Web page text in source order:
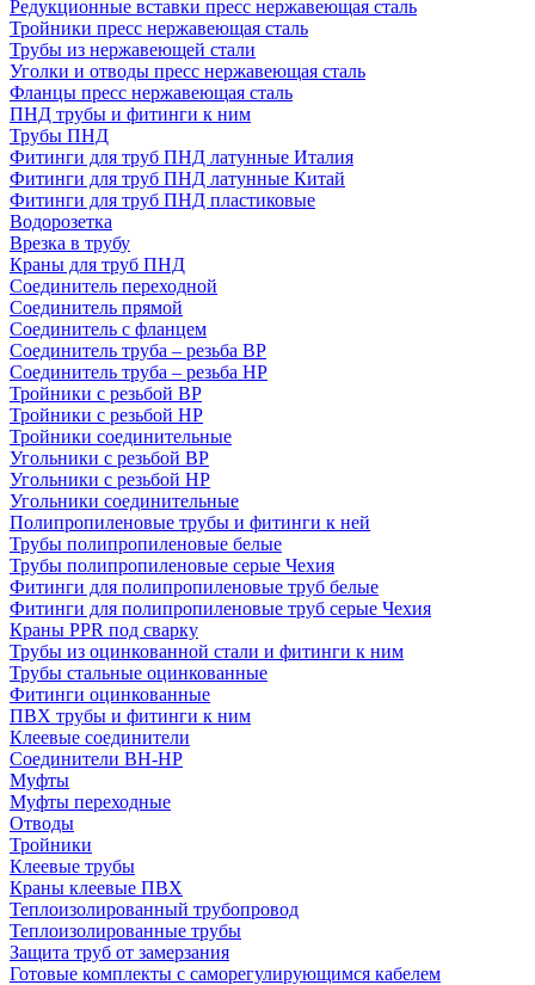
Редукционные вставки пресс нержавеющая сталь
Тройники пресс нержавеющая сталь
Трубы из нержавеющей стали
Уголки и отводы пресс нержавеющая сталь
Фланцы пресс нержавеющая сталь
ПНД трубы и фитинги к ним
Трубы ПНД
Фитинги для труб ПНД латунные Италия
Фитинги для труб ПНД латунные Китай
Фитинги для труб ПНД пластиковые
Водорозетка
Врезка в трубу
Краны для труб ПНД
Соединитель переходной
Соединитель прямой
Соединитель с фланцем
Соединитель труба – резьба ВР
Соединитель труба – резьба НР
Тройники с резьбой ВР
Тройники с резьбой НР
Тройники соединительные
Угольники с резьбой ВР
Угольники с резьбой НР
Угольники соединительные
Полипропиленовые трубы и фитинги к ней
Трубы полипропиленовые белые
Трубы полипропиленовые серые Чехия
Фитинги для полипропиленовые труб белые
Фитинги для полипропиленовые труб серые Чехия
Краны PPR под сварку
Трубы из оцинкованной стали и фитинги к ним
Трубы стальные оцинкованные
Фитинги оцинкованные
ПВХ трубы и фитинги к ним
Клеевые соединители
Соединители ВН-НР
Муфты
Муфты переходные
Отводы
Тройники
Клеевые трубы
Краны клеевые ПВХ
Теплоизолированный трубопровод
Теплоизолированные трубы
Защита труб от замерзания
Готовые комплекты с саморегулирующимся кабелем